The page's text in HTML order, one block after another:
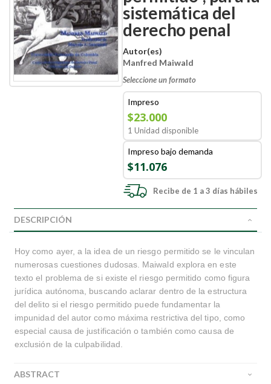
sistemática del
derecho penal
Autor(es)
Manfred Maiwald
Seleccione un formato
Impreso
$23.000
1 Unidad disponible
Impreso bajo demanda
$11.076
Recibe de 1 a 3 días hábiles
DESCRIPCIÓN
Hoy como ayer, a la idea de un riesgo permitido se le vinculan
numerosas cuestiones dudosas. Maiwald explora en este
texto el problema de si existe el riesgo permitido como figura
jurídica autónoma, buscando aclarar dentro de la estructura
del delito si el riesgo permitido puede fundamentar la
impunidad del autor como máxima restrictiva del tipo, como
especial causa de justificación o también como causa de
exclusión de la culpabilidad.
ABSTRACT